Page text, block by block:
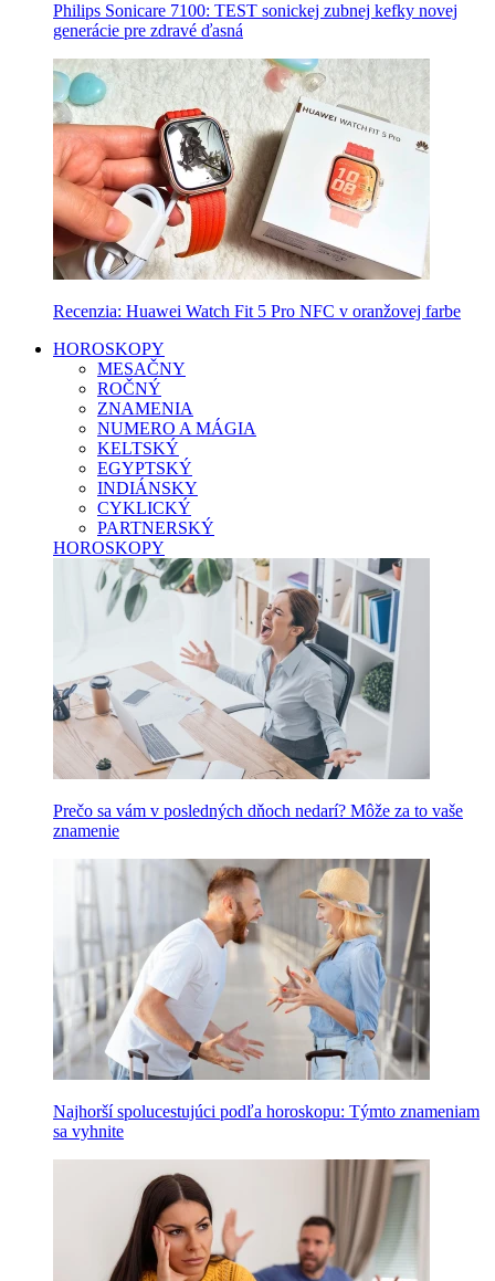
Philips Sonicare 7100: TEST sonickej zubnej kefky novej
generácie pre zdravé ďasná
Recenzia: Huawei Watch Fit 5 Pro NFC v oranžovej farbe
HOROSKOPY
MESAČNY
ROČNÝ
ZNAMENIA
NUMERO A MÁGIA
KELTSKÝ
EGYPTSKÝ
INDIÁNSKY
CYKLICKÝ
PARTNERSKÝ
HOROSKOPY
Prečo sa vám v posledných dňoch nedarí? Môže za to vaše
znamenie
Najhorší spolucestujúci podľa horoskopu: Týmto znameniam
sa vyhnite